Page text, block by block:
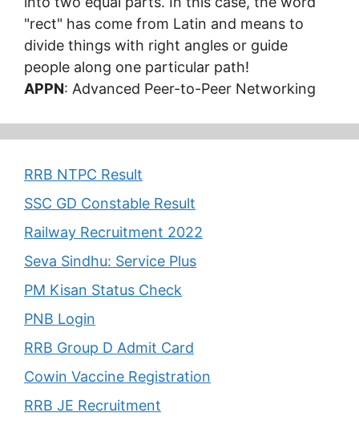
"rect" has come from Latin and means to
divide things with right angles or guide
people along one particular path!
APPN: Advanced Peer-to-Peer Networking
RRB NTPC Result
SSC GD Constable Result
Railway Recruitment 2022
Seva Sindhu: Service Plus
PM Kisan Status Check
PNB Login
RRB Group D Admit Card
Cowin Vaccine Registration
RRB JE Recruitment